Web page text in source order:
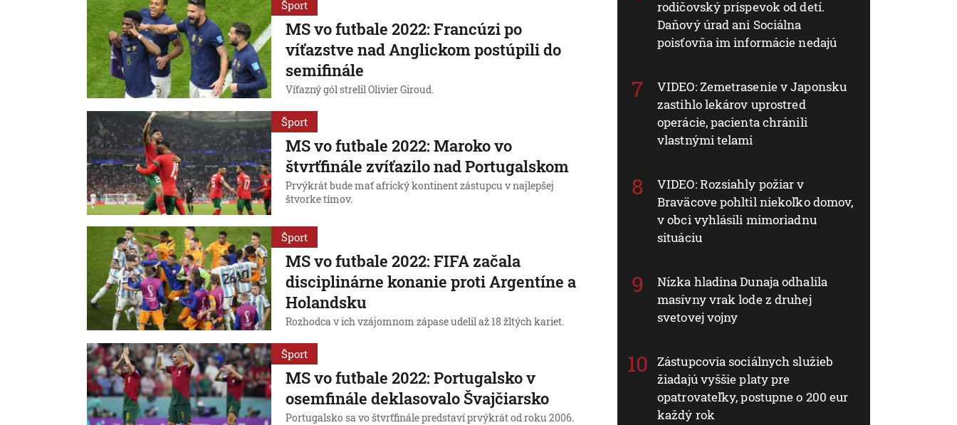
Šport
MS vo futbale 2022: Francúzi po
víťazstve nad Anglickom postúpili do
semifinále
Víťazný gól strelil Olivier Giroud.
Šport
MS vo futbale 2022: Maroko vo
štvrťfinále zvíťazilo nad Portugalskom
Prvýkrát bude mať africký kontinent zástupcu v najlepšej
štvorke tímov.
Šport
MS vo futbale 2022: FIFA začala
disciplinárne konanie proti Argentíne a
Holandsku
Rozhodca v ich vzájomnom zápase udelil až 18 žltých kariet.
Šport
MS vo futbale 2022: Portugalsko v
osemfinále deklasovalo Švajčiarsko
Portugalsko sa vo štvrťfinále predstaví prvýkrát od roku 2006.
rodičovský príspevok od detí.
Daňový úrad ani Sociálna
poisťovňa im informácie nedajú
VIDEO: Zemetrasenie v Japonsku
zastihlo lekárov uprostred
operácie, pacienta chránili
vlastnými telami
VIDEO: Rozsiahly požiar v
Braväcove pohltil niekoľko domov,
v obci vyhlásili mimoriadnu
situáciu
Nízka hladina Dunaja odhalila
masívny vrak lode z druhej
svetovej vojny
Zástupcovia sociálnych služieb
žiadajú vyššie platy pre
opatrovateľky, postupne o 200 eur
každý rok